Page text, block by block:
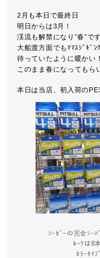
2月も本日で最終日
明日からは3月！
渓流も解禁になり”春”で
大船渡方面でもﾏﾏｽｼﾞｷﾞﾝ
待っていたように暖かい！
このまま春になってもら
本日は当店、初入荷のPE
ｼｰｶﾞｰの完全ｼｰ
ﾙｰﾂは8
ｶﾗｰﾀｲﾌ